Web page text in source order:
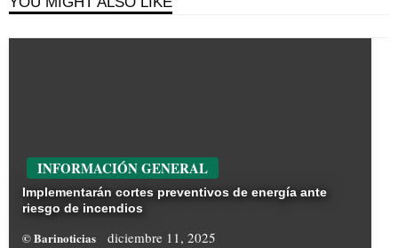
INFORMACIÓN GENERAL
Implementarán cortes preventivos de energía ante
riesgo de incendios
© Barinoticias diciembre 11, 2025